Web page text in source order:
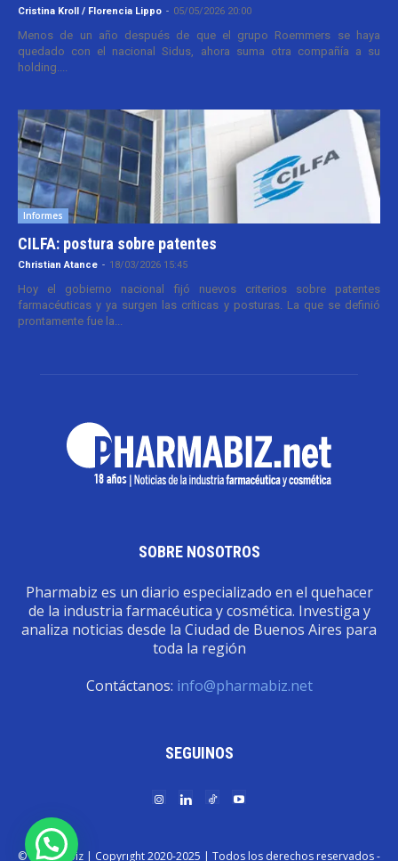
Cristina Kroll / Florencia Lippo - 05/05/2026 20:00
Menos de un año después de que el grupo Roemmers se haya
quedado con el nacional Sidus, ahora suma otra compañía a su
holding....
Informes
CILFA: postura sobre patentes
Christian Atance - 18/03/2026 15:45
Hoy el gobierno nacional fijó nuevos criterios sobre patentes
farmacéuticas y ya surgen las críticas y posturas. La que se definió
prontamente fue la...
SOBRE NOSOTROS
Pharmabiz es un diario especializado en el quehacer
de la industria farmacéutica y cosmética. Investiga y
analiza noticias desde la Ciudad de Buenos Aires para
toda la región
Contáctanos: info@pharmabiz.net
SEGUINOS
© Pharmabiz | Copyrıght 2020-2025 | Todos los derechos reservados -